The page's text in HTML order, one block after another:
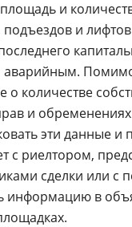
и
подъездов и
Помимо
о количестве
и
эти данные и
с риелтором,
сделки или
информацию в